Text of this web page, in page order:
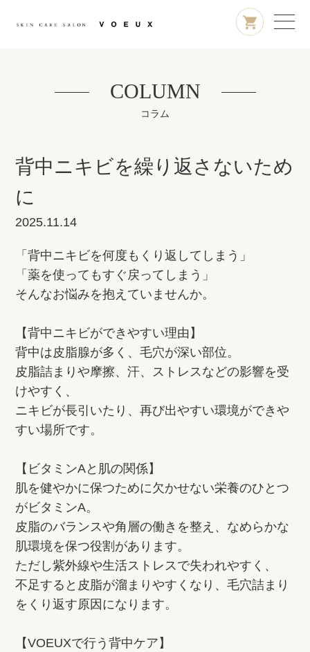
COLUMN
コラム
背中ニキビを繰り返さないため
に
2025.11.14
「背中ニキビを何度もくり返してしまう」
「薬を使ってもすぐ戻ってしまう」
そんなお悩みを抱えていませんか。
【背中ニキビができやすい理由】
背中は皮脂腺が多く、毛穴が深い部位。
皮脂詰まりや摩擦、汗、ストレスなどの影響を受
けやすく、
ニキビが長引いたり、再び出やすい環境ができや
すい場所です。
【ビタミンAと肌の関係】
肌を健やかに保つために欠かせない栄養のひとつ
がビタミンA。
皮脂のバランスや角層の働きを整え、なめらかな
肌環境を保つ役割があります。
ただし紫外線や生活ストレスで失われやすく、
不足すると皮脂が溜まりやすくなり、毛穴詰まり
をくり返す原因になります。
【VOEUXで行う背中ケア】